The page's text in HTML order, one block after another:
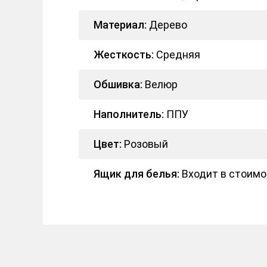
Материал: Дерево
Жесткость: Средняя
Обшивка: Велюр
Наполнитель: ППУ
Цвет: Розовый
Ящик для белья: Входит в